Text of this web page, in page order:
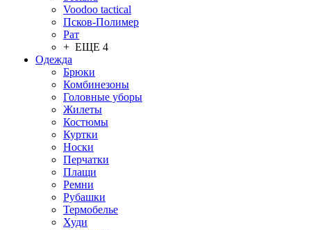
Voodoo tactical
Псков-Полимер
Рат
+ ЕЩЕ 4
Одежда
Брюки
Комбинезоны
Головные уборы
Жилеты
Костюмы
Куртки
Носки
Перчатки
Плащи
Ремни
Рубашки
Термобелье
Худи